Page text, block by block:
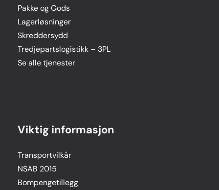
Pakke og Gods
Lagerløsninger
Skreddersydd
Tredjepartslogistikk – 3PL
Se alle tjenester
Viktig informasjon
Transportvilkår
NSAB 2015
Bompengetillegg